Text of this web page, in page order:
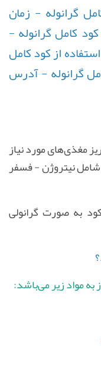
گرانوله - زمان
کامل گرانوله -
از کود کامل
گرانوله - آدرس
مغذی‌های مورد نیاز
نیتروژن - فسفر
به صورت گرانولی
به مواد زیر می‌باشد: